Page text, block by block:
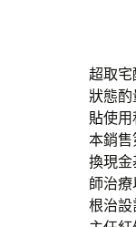
超取宅
狀態酌
貼使用
本銷
換現金
師治
根治